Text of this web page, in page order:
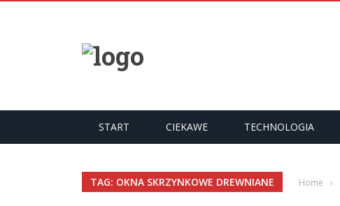
START CIEKAWE TECHNOLOGIA
TAG: OKNA SKRZYNKOWE DREWNIANE Home ›